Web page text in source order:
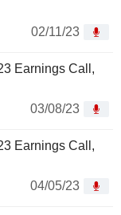
02/11/23
Earnings Call,
03/08/23
Earnings Call,
04/05/23